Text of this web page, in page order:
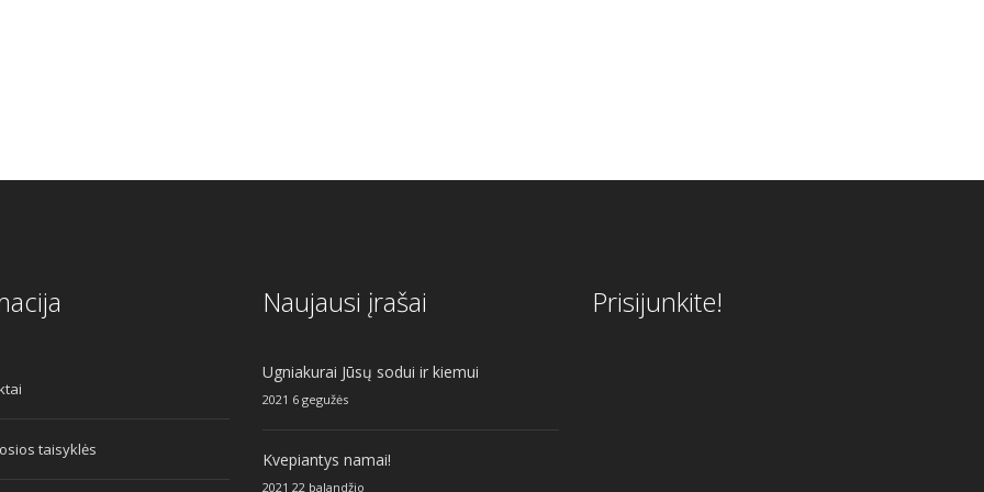
taisyklės
Naujausi įrašai
Ugniakurai Jūsų sodui ir kiemui
2021 6 gegužės
Kvepiantys namai!
2021 22 balandžio
Prisijunkite!